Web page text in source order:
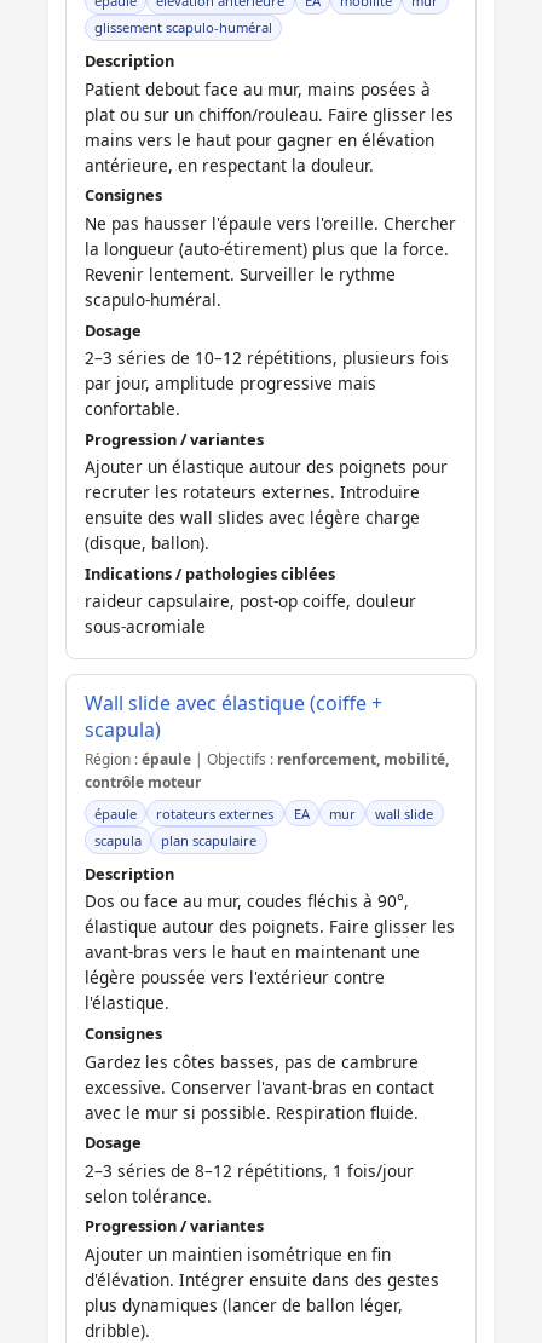
glissement scapulo-huméral
Description
Patient debout face au mur, mains posées à
plat ou sur un chiffon/rouleau. Faire glisser les
mains vers le haut pour gagner en élévation
antérieure, en respectant la douleur.
Consignes
Ne pas hausser l'épaule vers l'oreille. Chercher
la longueur (auto-étirement) plus que la force.
Revenir lentement. Surveiller le rythme
scapulo-huméral.
Dosage
2–3 séries de 10–12 répétitions, plusieurs fois
par jour, amplitude progressive mais
confortable.
Progression / variantes
Ajouter un élastique autour des poignets pour
recruter les rotateurs externes. Introduire
ensuite des wall slides avec légère charge
(disque, ballon).
Indications / pathologies ciblées
raideur capsulaire, post-op coiffe, douleur
sous-acromiale
Wall slide avec élastique (coiffe +
scapula)
Région :épaule| Objectifs : renforcement, mobilité,
contrôle moteur
épaule rotateurs externes EA mur
wall slide
scapula
plan scapulaire
Description
Dos ou face au mur, coudes fléchis à 90°,
élastique autour des poignets. Faire glisser les
avant-bras vers le haut en maintenant une
légère poussée vers l'extérieur contre
l'élastique.
Consignes
Gardez les côtes basses, pas de cambrure
excessive. Conserver l'avant-bras en contact
avec le mur si possible. Respiration fluide.
Dosage
2–3 séries de 8–12 répétitions, 1 fois/jour
selon tolérance.
Progression / variantes
Ajouter un maintien isométrique en fin
d'élévation. Intégrer ensuite dans des gestes
plus dynamiques (lancer de ballon léger,
dribble).